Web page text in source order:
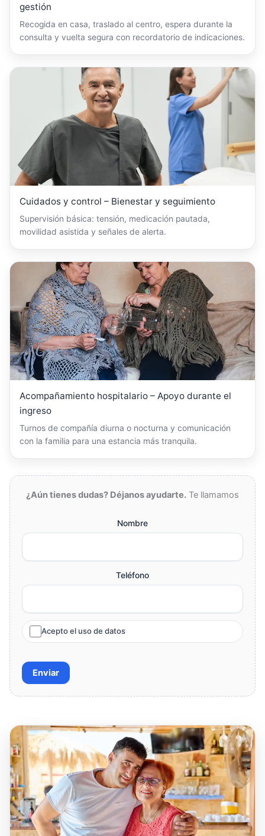
gestión
Recogida en casa, traslado al centro, espera durante la
consulta y vuelta segura con recordatorio de indicaciones.
Cuidados y control – Bienestar y seguimiento
Supervisión básica: tensión, medicación pautada,
movilidad asistida y señales de alerta.
Acompañamiento hospitalario – Apoyo durante el
ingreso
Turnos de compañía diurna o nocturna y comunicación
con la familia para una estancia más tranquila.
¿Aún tienes dudas? Déjanos ayudarte. Te llamamos
Nombre
Teléfono
Acepto el uso de datos
Enviar